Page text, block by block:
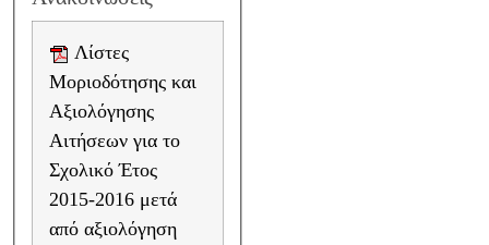
Μοριοδότησης και
Αξιολόγησης
Αιτήσεων για το
Σχολικό Έτος
2015-2016 μετά
από αξιολόγηση